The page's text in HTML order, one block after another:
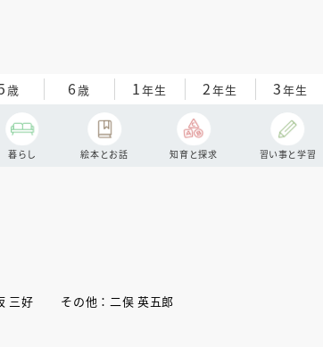
歳 6歳 1年生 2年生 3年生
暮らし 絵本とお話 知育と探求 習い事と学習
三好 その他：二俣 英五郎